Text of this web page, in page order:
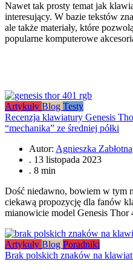
Nawet tak prosty temat jak
interesujący. W bazie tekstów
ale także materiały, które
popularne komputerowe
Artykuły Blog Testy
Recenzja klawiatury Genesis
“mechanika” ze średniej półki
Autor: Agnieszka Zabłotna
. 13 listopada 2023
. 8 min
Dość niedawno, bowiem w tym
ciekawą propozycję dla fanów
mianowicie model Genesis Thor
Artykuły Blog Poradniki
Brak polskich znaków na